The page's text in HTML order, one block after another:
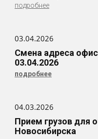
подробнее
03.04.2026
Смена адреса
03.04.2026
подробнее
04.03.2026
Прием грузов для
Новосибирска